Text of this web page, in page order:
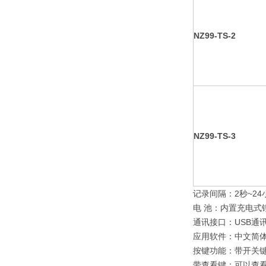
NZ99-TS-2
NZ99-TS-3
记录间隔：2秒~24
电 池：内置充电式
通讯接口：USB通
应用软件：中文简
按键功能：带开关